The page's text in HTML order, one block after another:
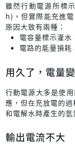
雖然行動電源所標
h)，但實際能充進
原因大致有兩種：
電容量標示灌水
電路的能量損耗
用久了，電量
行動電源大多是使
應，但在充放電的
和電解水時產生的
輸出電流不大